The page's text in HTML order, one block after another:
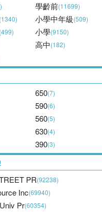
學齡前(11699)
(1340) 小學中年級(509)
(499) 小學(9150)
高中(182)
650(7)
590(6)
560(5)
630(4)
390(3)
PR(92238)
Inc(69940)
Pr(60354)